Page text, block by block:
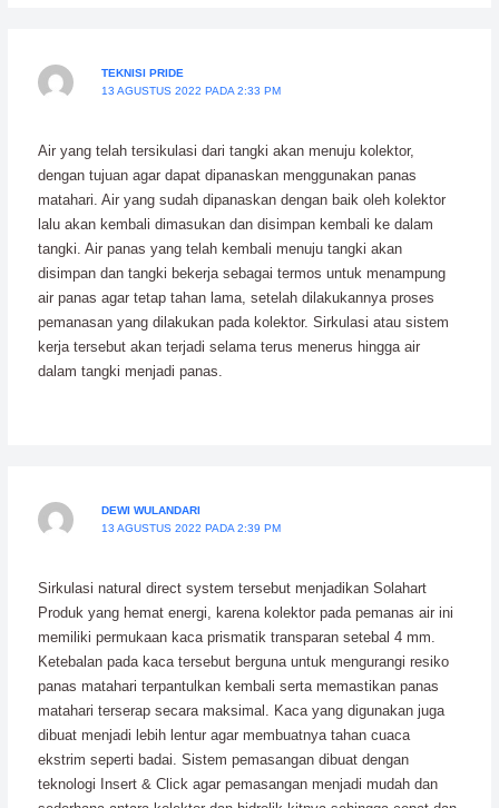
TEKNISI PRIDE
13 AGUSTUS 2022 PADA 2:33 PM
Air yang telah tersikulasi dari tangki akan menuju kolektor,
dengan tujuan agar dapat dipanaskan menggunakan panas
matahari. Air yang sudah dipanaskan dengan baik oleh kolektor
lalu akan kembali dimasukan dan disimpan kembali ke dalam
tangki. Air panas yang telah kembali menuju tangki akan
disimpan dan tangki bekerja sebagai termos untuk menampung
air panas agar tetap tahan lama, setelah dilakukannya proses
pemanasan yang dilakukan pada kolektor. Sirkulasi atau sistem
kerja tersebut akan terjadi selama terus menerus hingga air
dalam tangki menjadi panas.
DEWI WULANDARI
13 AGUSTUS 2022 PADA 2:39 PM
Sirkulasi natural direct system tersebut menjadikan Solahart
Produk yang hemat energi, karena kolektor pada pemanas air ini
memiliki permukaan kaca prismatik transparan setebal 4 mm.
Ketebalan pada kaca tersebut berguna untuk mengurangi resiko
panas matahari terpantulkan kembali serta memastikan panas
matahari terserap secara maksimal. Kaca yang digunakan juga
dibuat menjadi lebih lentur agar membuatnya tahan cuaca
ekstrim seperti badai. Sistem pemasangan dibuat dengan
teknologi Insert & Click agar pemasangan menjadi mudah dan